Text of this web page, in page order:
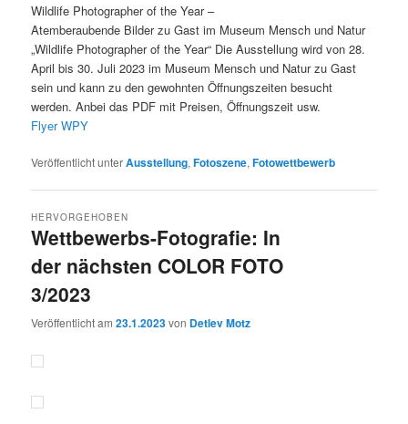
Wildlife Photographer of the Year –
Atemberaubende Bilder zu Gast im Museum Mensch und Natur
„Wildlife Photographer of the Year“ Die Ausstellung wird von 28.
April bis 30. Juli 2023 im Museum Mensch und Natur zu Gast
sein und kann zu den gewohnten Öffnungszeiten besucht
werden. Anbei das PDF mit Preisen, Öffnungszeit usw.
Flyer WPY
Veröffentlicht unterAusstellung,Fotoszene,Fotowettbewerb
Wettbewerbs-Fotografie: In
der nächsten COLOR FOTO
3/2023
HERVORGEHOBEN
Veröffentlicht am23.1.2023von Detlev Motz